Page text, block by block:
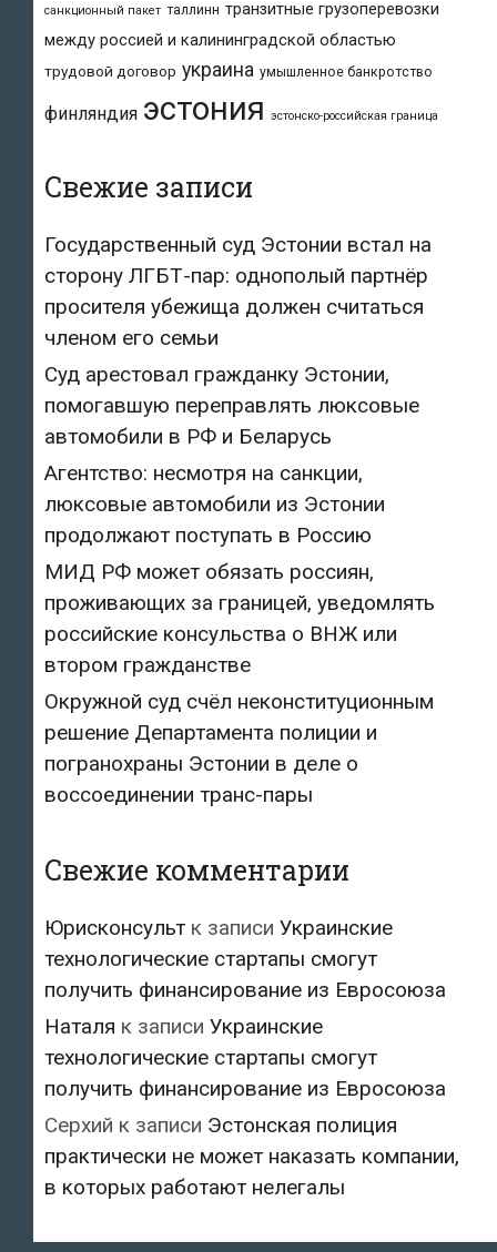
санкционный пакет таллинн транзитные грузоперевозки
между россией и калининградской областью
трудовой договор украина умышленное банкротство
финляндия эстония эстонско-российская граница
Свежие записи
Государственный суд Эстонии встал на
сторону ЛГБТ-пар: однополый партнёр
просителя убежища должен считаться
членом его семьи
Суд арестовал гражданку Эстонии,
помогавшую переправлять люксовые
автомобили в РФ и Беларусь
Агентство: несмотря на санкции,
люксовые автомобили из Эстонии
продолжают поступать в Россию
МИД РФ может обязать россиян,
проживающих за границей, уведомлять
российские консульства о ВНЖ или
втором гражданстве
Окружной суд счёл неконституционным
решение Департамента полиции и
погранохраны Эстонии в деле о
воссоединении транс-пары
Свежие комментарии
Юрисконсульт к записи Украинские
технологические стартапы смогут
получить финансирование из Евросоюза
Наталя к записи Украинские
технологические стартапы смогут
получить финансирование из Евросоюза
Серхий к записи Эстонская полиция
практически не может наказать компании,
в которых работают нелегалы